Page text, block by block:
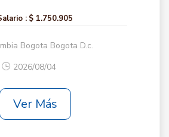
: $ 1.750.905
Bogota Bogota D.c.
2026/08/04
Ver Más